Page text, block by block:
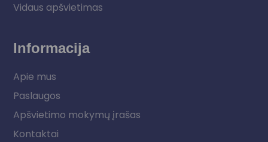
Vidaus apšvietimas
Informacija
Apie mus
Paslaugos
Apšvietimo mokymų įrašas
Kontaktai